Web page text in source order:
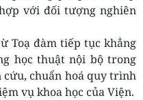
với đối tượng nghiên
đàm tiếp tục khẳng
học thuật nội bộ trong
cứu, chuẩn hoá quy trình
vụ khoa học của Viện.